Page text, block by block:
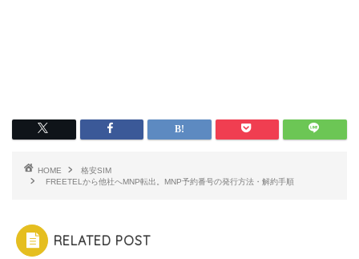
HOME
格安SIM
FREETELから他社へMNP転出。MNP予約番号の発行方法・解約手順
RELATED POST